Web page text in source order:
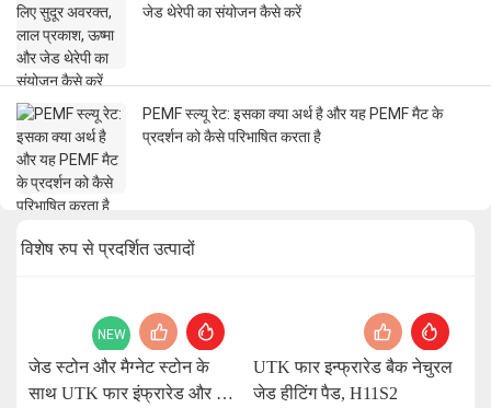
जेड थेरेपी का संयोजन कैसे करें
PEMF स्ल्यू रेट: इसका क्या अर्थ है और यह PEMF मैट के
प्रदर्शन को कैसे परिभाषित करता है
विशेष रुप से प्रदर्शित उत्पादों
NEW
जेड स्टोन और मैग्नेट स्टोन के
साथ UTK फार इंफ्रारेड और रेड
UTK फार इन्फ्रारेड बैक नेचुरल
जेड हीटिंग पैड, H11S2